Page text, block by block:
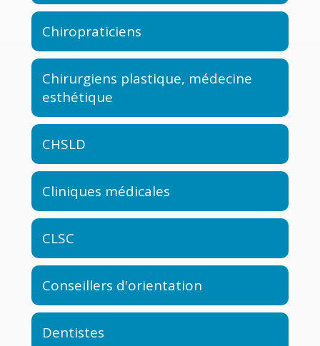
Chiropraticiens
Chirurgiens plastique, médecine
esthétique
CHSLD
Cliniques médicales
CLSC
Conseillers d'orientation
Dentistes